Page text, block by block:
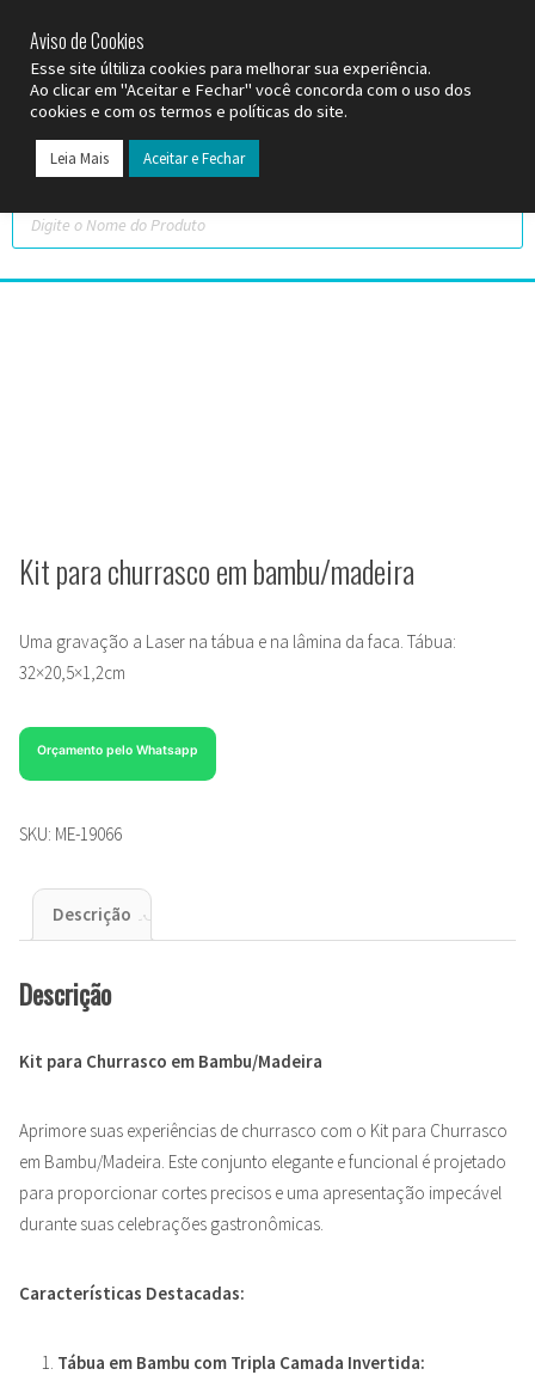
Kit para churrasco em bambu/madeira
Uma gravação a Laser na tábua e na lâmina da faca. Tábua:
32×20,5×1,2cm
Orçamento pelo Whatsapp
SKU: ME-19066
Descrição
Descrição
Kit para Churrasco em Bambu/Madeira
Aprimore suas experiências de churrasco com o Kit para Churrasco
em Bambu/Madeira. Este conjunto elegante e funcional é projetado
para proporcionar cortes precisos e uma apresentação impecável
durante suas celebrações gastronômicas.
Características Destacadas:
Tábua em Bambu com Tripla Camada Invertida:
Aviso de Cookies
Esse site últiliza cookies para melhorar sua experiência.
Ao clicar em "Aceitar e Fechar" você concorda com o uso dos
cookies e com os termos e políticas do site.
Leia Mais Aceitar e Fechar